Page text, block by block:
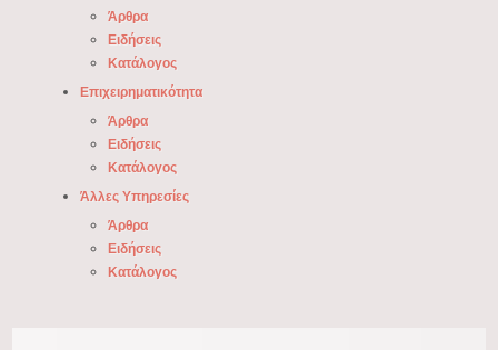
Άρθρα
Ειδήσεις
Κατάλογος
Επιχειρηματικότητα
Άρθρα
Ειδήσεις
Κατάλογος
Άλλες Υπηρεσίες
Άρθρα
Ειδήσεις
Κατάλογος